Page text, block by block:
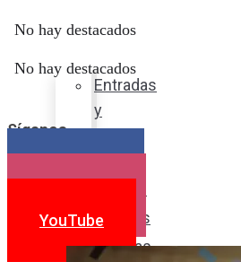
sabor
Entradas
y
Postres
Bebidas
No hay destacados
No hay destacados
Síganos
YouTube